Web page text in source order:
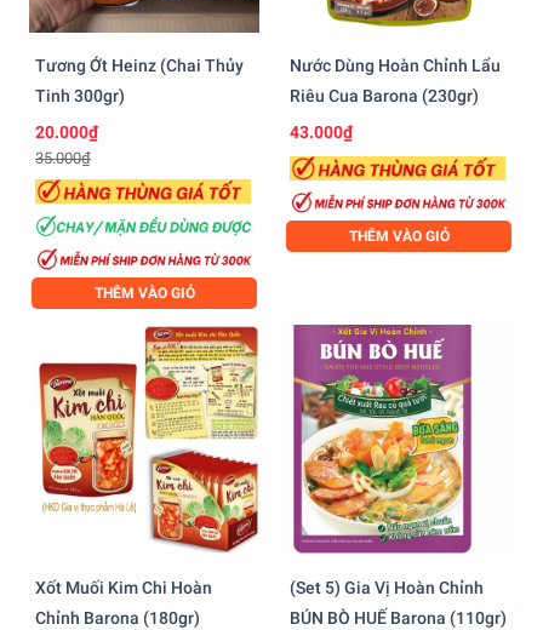
Tương Ớt Heinz (chai Thủy
Tinh 300gr)
20.000₫
35.000₫
THÊM VÀO GIỎ
Nước Dùng Hoàn Chỉnh Lẩu
Riêu Cua Barona (230gr)
43.000₫
THÊM VÀO GIỎ
Xốt Muối Kim Chi Hoàn
Chỉnh Barona (180gr)
(Set 5) Gia Vị Hoàn Chỉnh
BÚN BÒ HUẾ Barona (110gr)